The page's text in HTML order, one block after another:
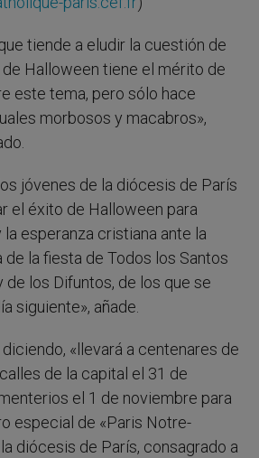
tiende a eludir la cuestión de
de Halloween tiene el mérito de
este tema, pero sólo hace
morbosos y macabros»,
jóvenes de la diócesis de París
el éxito de Halloween para
esperanza cristiana ante la
de la fiesta de Todos los Santos
de los Difuntos, de los que se
siguiente», añade.
«llevará a centenares de
de la capital el 31 de
el 1 de noviembre para
especial de «Paris Notre-
diócesis de París, consagrado a